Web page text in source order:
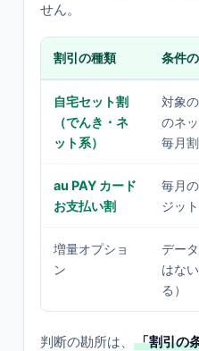
せん。
割引の種類 条件
自宅セット割
（でんき・ネ
ット系）
対象
のネ
毎月
au PAY カード
お支払い割
毎月
ジッ
増量オプショ
ン
デー
はな
る）
判断の勘所は、
「割引の